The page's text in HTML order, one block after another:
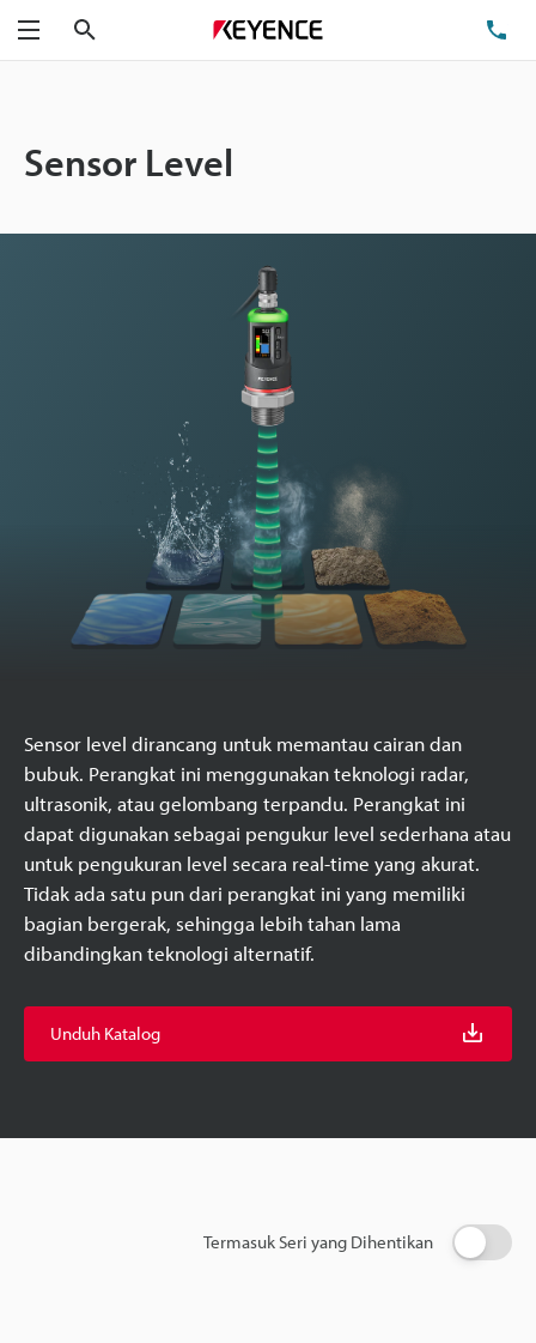
Menu
Sensor Level
Sensor level dirancang untuk memantau cairan dan
bubuk. Perangkat ini menggunakan teknologi radar,
ultrasonik, atau gelombang terpandu. Perangkat ini
dapat digunakan sebagai pengukur level sederhana atau
untuk pengukuran level secara real-time yang akurat.
Tidak ada satu pun dari perangkat ini yang memiliki
bagian bergerak, sehingga lebih tahan lama
dibandingkan teknologi alternatif.
Unduh Katalog
Termasuk Seri yang Dihentikan